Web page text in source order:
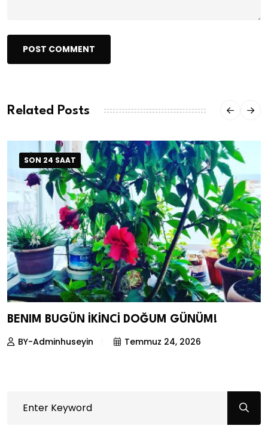
POST COMMENT
Related Posts
SON 24 SAAT
BENIM BUGÜN İKİNCİ DOĞUM GÜNÜM!
BY-Adminhuseyin Temmuz 24, 2026